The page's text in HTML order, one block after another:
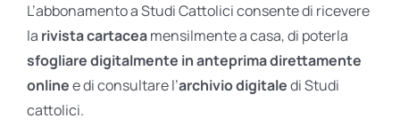
Ares Digital
Ares Gift Card
L’abbonamento a Studi Cattolici consente di ricevere
la rivista cartaceamensilmente a casa, di poterla
sfogliare digitalmente in anteprima direttamente
onlinee di consultare l’archivio digitaledi Studi
cattolici.